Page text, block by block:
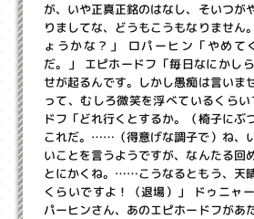
が、いや正真正銘のはなし、そいつが
りましてな、どうもこうもなりません
ょうかな？」 ロパーヒン「やめて
だ。」 エピホードフ「毎日なにかし
せが起るんです。しかし愚痴は言いま
って、むしろ微笑を浮べているくらい
ドフ「どれ行くとするか。（椅子にぶ
これだ。……（得意げな調子で）ね、
いことを言うようですが、なんたる回
とにかくね。……こうなるともう、天
くらいですよ！（退場）」
ドゥニャ
パーヒンさん、あのエピホードフがあ